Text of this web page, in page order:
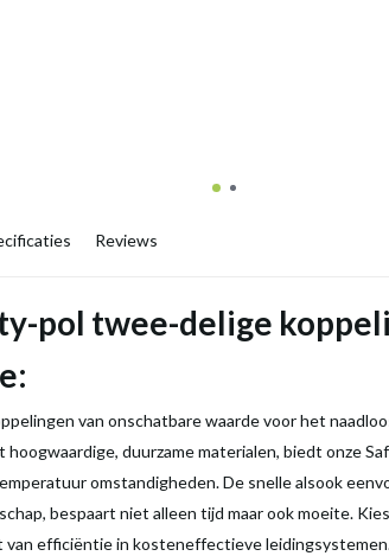
Reviews
pol twee-delige
van onschatbare waarde voor het
hoogwaardige, duurzame materialen, biedt onze
omstandigheden. De snelle alsook
bespaart niet alleen tijd maar ook moeite.
efficiëntie in kosteneffectieve